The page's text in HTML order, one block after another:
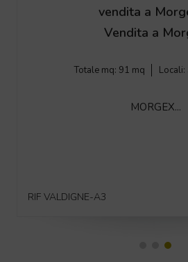
vendita a La
Vendita a La
Totale mq: 124 mq
In...
RIF 31746